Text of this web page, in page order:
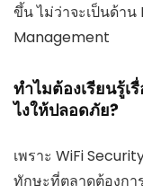
ขึ้น ไม่ว่าจะเป็นด้า
Management
ทำไมต้องเรียนรู้เ
ไงให้ปลอดภัย?
เพราะ WiFi
ทักษะที่ตลาดต้องก